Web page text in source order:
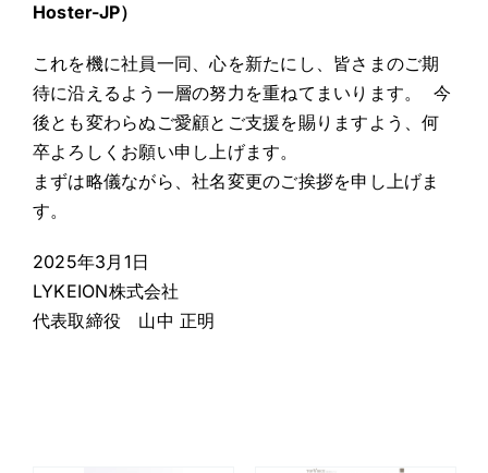
Hoster-JP）
これを機に社員一同、心を新たにし、皆さまのご期
待に沿えるよう一層の努力を重ねてまいります。 今
後とも変わらぬご愛顧とご支援を賜りますよう、何
卒よろしくお願い申し上げます。
まずは略儀ながら、社名変更のご挨拶を申し上げま
す。
2025年3月1日
LYKEION株式会社
代表取締役 山中 正明